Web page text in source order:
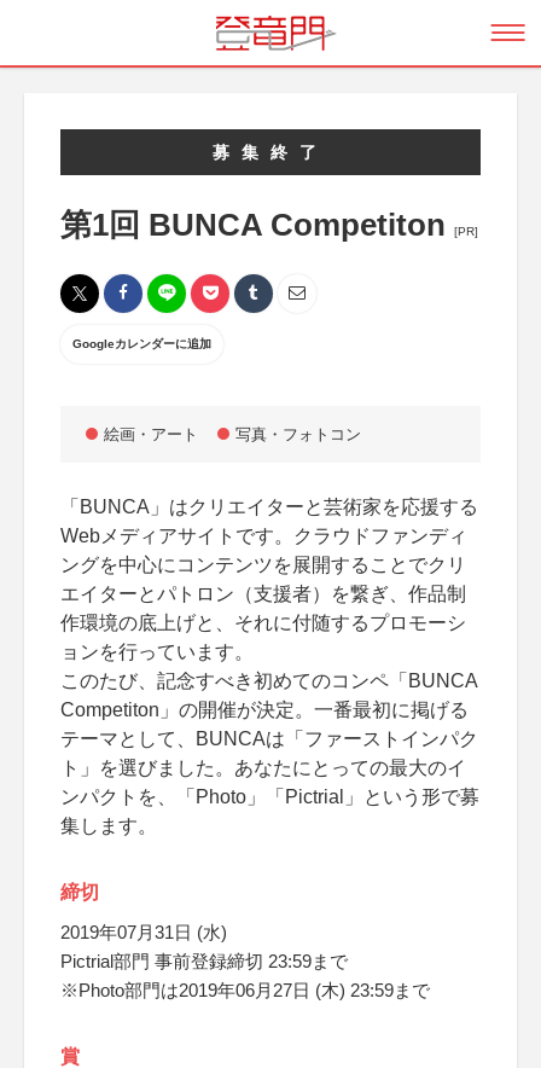
募集終了
第1回 BUNCA Competiton [PR]
Googleカレンダーに追加
絵画・アート 写真・フォトコン
「BUNCA」はクリエイターと芸術家を応援する
Webメディアサイトです。クラウドファンディ
ングを中心にコンテンツを展開することでクリ
エイターとパトロン（支援者）を繋ぎ、作品制
作環境の底上げと、それに付随するプロモーシ
ョンを行っています。
このたび、記念すべき初めてのコンペ「BUNCA
Competiton」の開催が決定。一番最初に掲げる
テーマとして、BUNCAは「ファーストインパク
ト」を選びました。あなたにとっての最大のイ
ンパクトを、「Photo」「Pictrial」という形で募
集します。
締切
2019年07月31日 (水)
Pictrial部門 事前登録締切 23:59まで
※Photo部門は2019年06月27日 (木) 23:59まで
賞